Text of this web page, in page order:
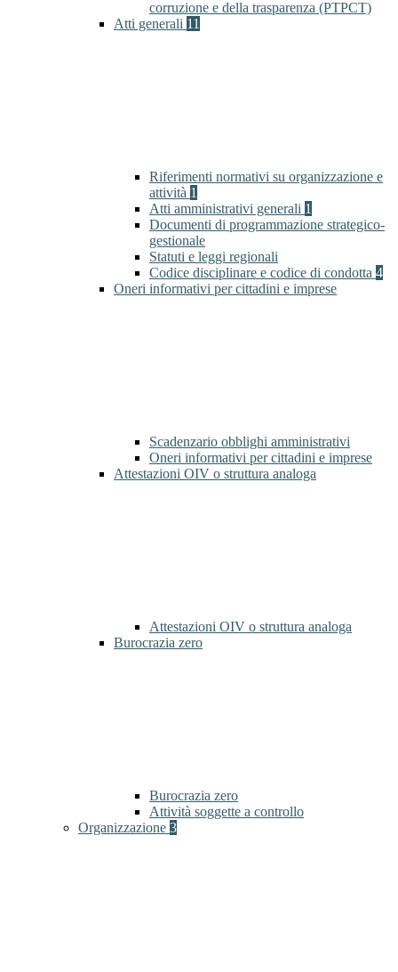
corruzione e della trasparenza (PTPCT)
Atti generali 11
Riferimenti normativi su organizzazione e
attività 1
Atti amministrativi generali 1
Documenti di programmazione strategico-
gestionale
Statuti e leggi regionali
Codice disciplinare e codice di condotta 4
Oneri informativi per cittadini e imprese
Scadenzario obblighi amministrativi
Oneri informativi per cittadini e imprese
Attestazioni OIV o struttura analoga
Attestazioni OIV o struttura analoga
Burocrazia zero
Burocrazia zero
Attività soggette a controllo
Organizzazione 3